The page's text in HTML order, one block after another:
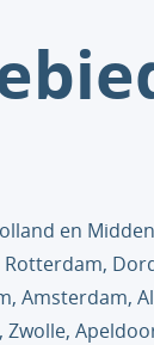
en
Rotterdam,
Amsterdam,